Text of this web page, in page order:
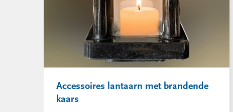
Accessoires lantaarn met brandende
kaars